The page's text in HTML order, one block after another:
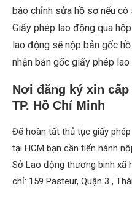
báo chỉnh sửa hồ sơ nếu
Giấy phép lao động qua
lao động sẽ nộp bản gốc
nhận bản gốc giấy phép lao
Nơi đăng ký xin
TP. Hồ Chí Minh
Để hoàn tất thủ tục giấy
tại HCM bạn cần tiến hành
Sở Lao động thương binh xã
chỉ: 159 Pasteur, Quận 3 ,